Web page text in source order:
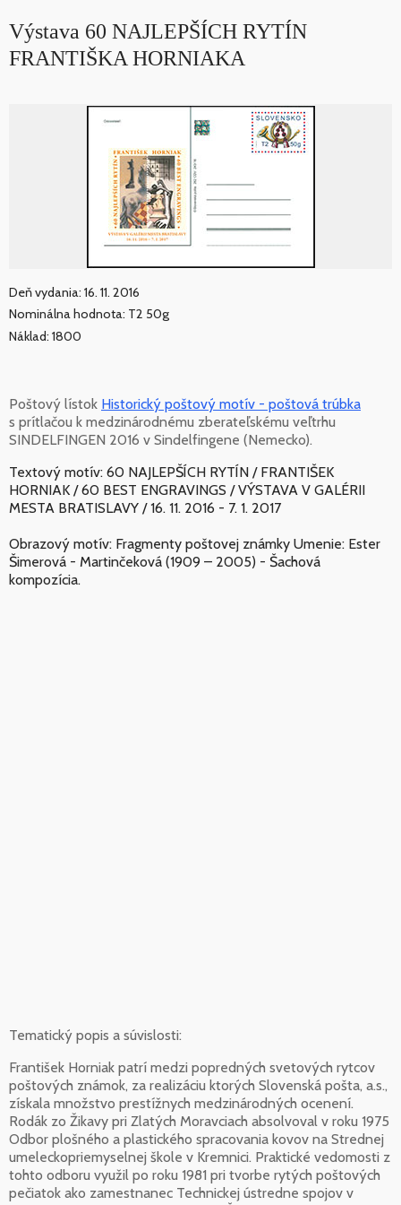
Výstava 60 NAJLEPŠÍCH RYTÍN
FRANTIŠKA HORNIAKA
Deň vydania: 16. 11. 2016
Nominálna hodnota: T2 50g
Náklad: 1800
Poštový lístok Historický poštový motív - poštová trúbka
s prítlačou k medzinárodnému zberateľskému veľtrhu
SINDELFINGEN 2016 v Sindelfingene (Nemecko).
Textový motív: 60 NAJLEPŠÍCH RYTÍN / FRANTIŠEK
HORNIAK / 60 BEST ENGRAVINGS / VÝSTAVA V GALÉRII
MESTA BRATISLAVY / 16. 11. 2016 - 7. 1. 2017
Obrazový motív: Fragmenty poštovej známky Umenie: Ester
Šimerová - Martinčeková (1909 – 2005) - Šachová
kompozícia.
Tematický popis a súvislosti:
František Horniak patrí medzi popredných svetových rytcov
poštových známok, za realizáciu ktorých Slovenská pošta, a.s.,
získala množstvo prestížnych medzinárodných ocenení.
Rodák zo Žikavy pri Zlatých Moravciach absolvoval v roku 1975
Odbor plošného a plastického spracovania kovov na Strednej
umeleckopriemyselnej škole v Kremnici. Praktické vedomosti z
tohto odboru využil po roku 1981 pri tvorbe rytých poštových
pečiatok ako zamestnanec Technickej ústredne spojov v